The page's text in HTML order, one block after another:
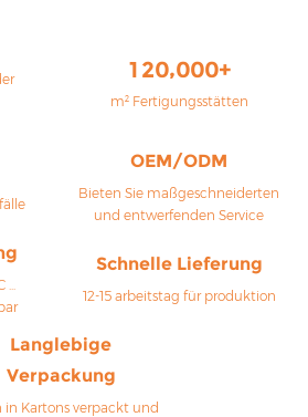
1 20,000+
m² Fertigungsstätten
OEM/ODM
Bieten Sie maßgeschneiderten
und entwerfenden Service
Schnelle Lieferung
12-15 arbeitstag für produktion
Langlebige
Verpackung
in Kartons verpackt und